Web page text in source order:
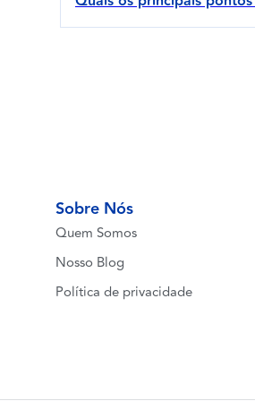
Sobre Nós
Quem Somos
Nosso Blog
Política de privacidade